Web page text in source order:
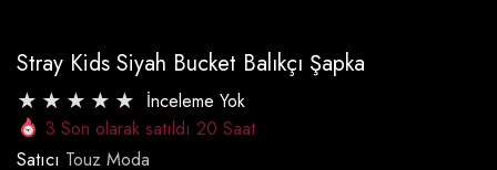
Stray Kids Siyah Bucket Balıkçı Şapka
İnceleme Yok
3 Son olarak satıldı 20 Saat
Satıcı Touz Moda